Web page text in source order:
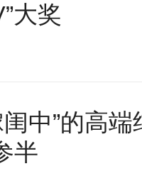
大奖
中”的高
半